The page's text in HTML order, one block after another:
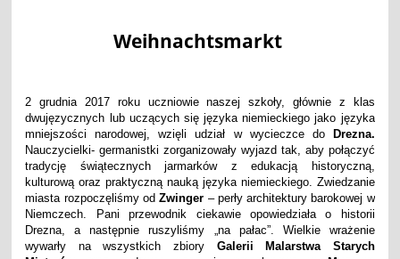
Weihnachtsmarkt
2 grudnia 2017 roku uczniowie naszej szkoły, głównie z klas
dwujęzycznych lub uczących się języka niemieckiego jako języka
mniejszości narodowej, wzięli udział w wycieczce do Drezna.
Nauczycielki- germanistki zorganizowały wyjazd tak, aby połączyć
tradycję świątecznych jarmarków z edukacją historyczną,
kulturową oraz praktyczną nauką języka niemieckiego. Zwiedzanie
miasta rozpoczęliśmy odZwinger – perły architektury barokowej w
Niemczech. Pani przewodnik ciekawie opowiedziała o historii
Drezna, a następnie ruszyliśmy „na pałac”. Wielkie wrażenie
wywarły na wszystkich zbiory Galerii Malarstwa Starych